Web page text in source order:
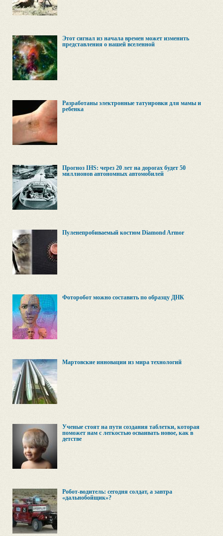
Этот сигнал из начала времен может изменить
представления о нашей вселенной
Разработаны электронные татуировки для мамы и
ребенка
Прогноз IHS: через 20 лет на дорогах будет 50
миллионов автономных автомобилей
Пуленепробиваемый костюм Diamond Armor
Фоторобот можно составить по образцу ДНК
Мартовские инновации из мира технологий
Ученые стоят на пути создания таблетки, которая
поможет нам с легкостью осваивать новое, как в
детстве
Робот-водитель: сегодня солдат, а завтра
«дальнобойщик»?